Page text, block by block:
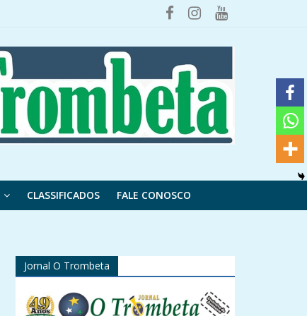
CLASSIFICADOS FALE CONOSCO
Jornal O Trombeta